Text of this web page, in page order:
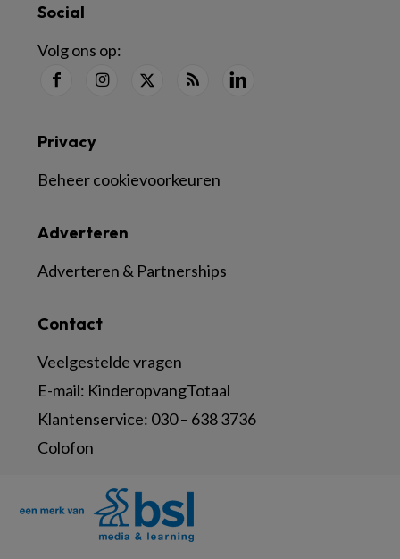
Social
Volg ons op:
Contact
Veelgestelde vragen
E-mail: KinderopvangTotaal
Klantenservice: 030 – 638 3736
Colofon
Adverteren
Adverteren & Partnerships
Privacy
Beheer cookievoorkeuren